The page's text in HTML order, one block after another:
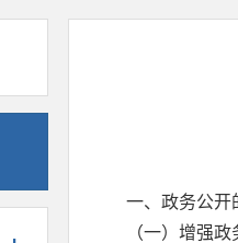
一、政务公开
（一）增强